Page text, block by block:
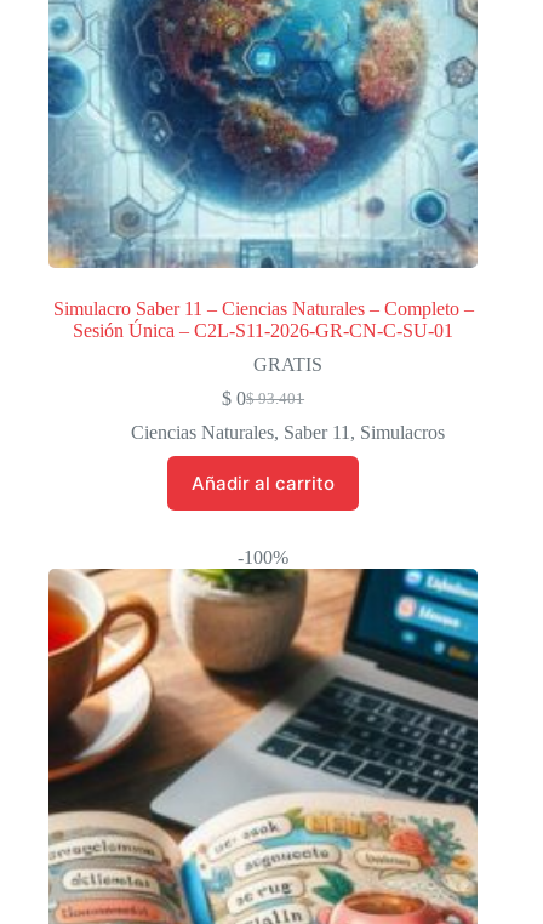
Simulacro Saber 11 – Ciencias Naturales – Completo –
Sesión Única – C2L-S11-2026-GR-CN-C-SU-01
GRATIS
$93.401
El
precio
original
era:
$ 93.401.
$ 0
El
precio
actual
es:
$ 0.
Ciencias Naturales, Saber 11 , Simulacros
Añadir al carrito
-100%